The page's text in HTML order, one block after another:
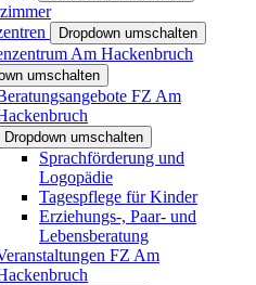
Dropdown umschalten
Am Hackenbruch
umschalten
FZ Am
Dropdown umschalten
Sprachförderung und
Logopädie
Tagespflege für Kinder
Erziehungs-, Paar- und
Lebensberatung
FZ Am